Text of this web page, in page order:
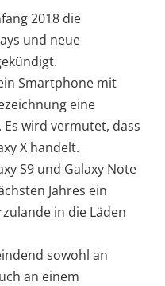
2018 die
und neue
Smartphone mit
eine
wird vermutet, dass
X handelt.
S9 und Galaxy Note
Jahres ein
in die Läden
sowohl an
an einem